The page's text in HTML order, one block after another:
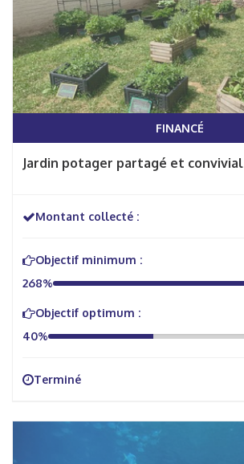
FINANCÉ
Jardin potager partagé et convivial
Montant collecté :
Objectif minimum :
268%
Objectif optimum :
40%
Terminé